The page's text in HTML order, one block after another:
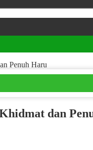
Penuh Haru
dan